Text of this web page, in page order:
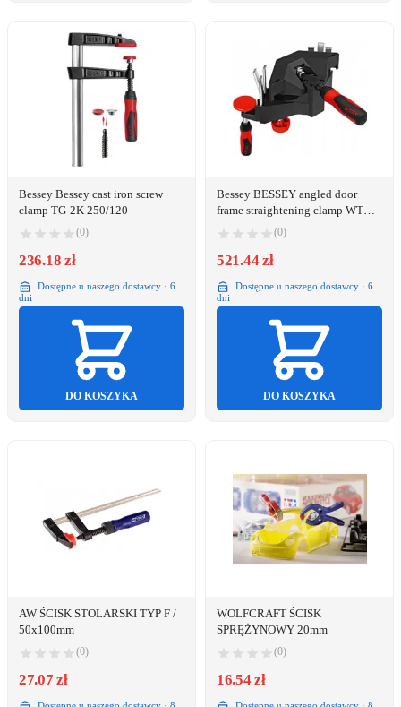
Bessey Bessey cast iron screw
clamp TG-2K 250/120
(0)
236.18 zł
Dostępne u naszego dostawcy · 6
dni
DO KOSZYKA
Bessey BESSEY angled door
frame straightening clamp WTR -
(0)
521.44 zł
Dostępne u naszego dostawcy · 6
dni
DO KOSZYKA
AW ŚCISK STOLARSKI TYP F /
50x100mm
(0)
27.07 zł
Dostępne u naszego dostawcy · 8
WOLFCRAFT ŚCISK
SPRĘŻYNOWY 20mm
(0)
16.54 zł
Dostępne u naszego dostawcy · 8